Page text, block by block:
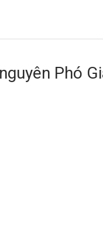
Phó